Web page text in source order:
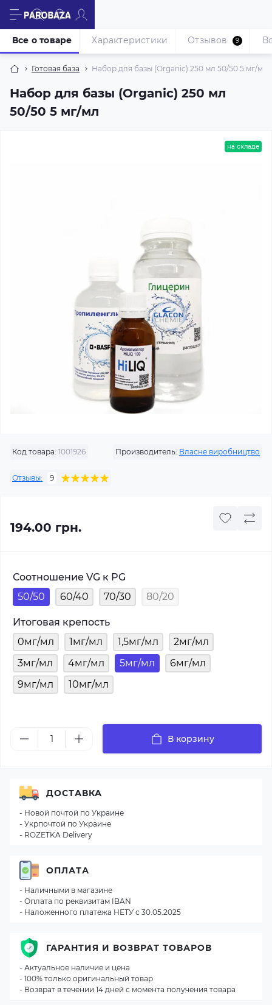
Готовая база Набор для базы (Organic) 250 мл 50/50 5 мг/мл
Набор для базы (Organic) 250 мл
50/50 5 мг/мл
Все о товаре Характеристики Отзывов 9
на складе
Код товара: 1001926 Производитель: Власне виробництво
Отзывы: 9
194.00 грн.
Соотношение VG к PG
50/50
60/40 70/30 80/20
Итоговая крепость
0мг/мл
1мг/мл 1,5мг/мл
2мг/мл
3мг/мл
4мг/мл 5мг/мл
6мг/мл
9мг/мл
10мг/мл
В корзину
ДОСТАВКА
- Новой почтой по Украине
- Укрпочтой по Украине
- ROZETKA Delivery
ОПЛАТА
- Наличными в магазине
- Оплата по реквизитам IBAN
- Наложенного платежа НЕТУ с 30.05.2025
ГАРАНТИЯ И ВОЗВРАТ ТОВАРОВ
- Актуальное наличие и цена
- 100% только оригинальный товар
- Возврат в течении 14 дней с момента получения товара